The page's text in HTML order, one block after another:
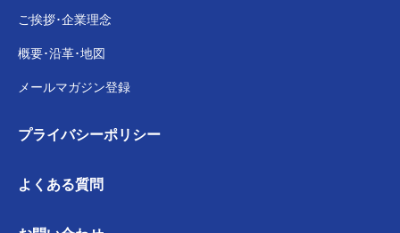
ご挨拶･企業理念
概要･沿革･地図
メールマガジン登録
よくある質問
プライバシーポリシー